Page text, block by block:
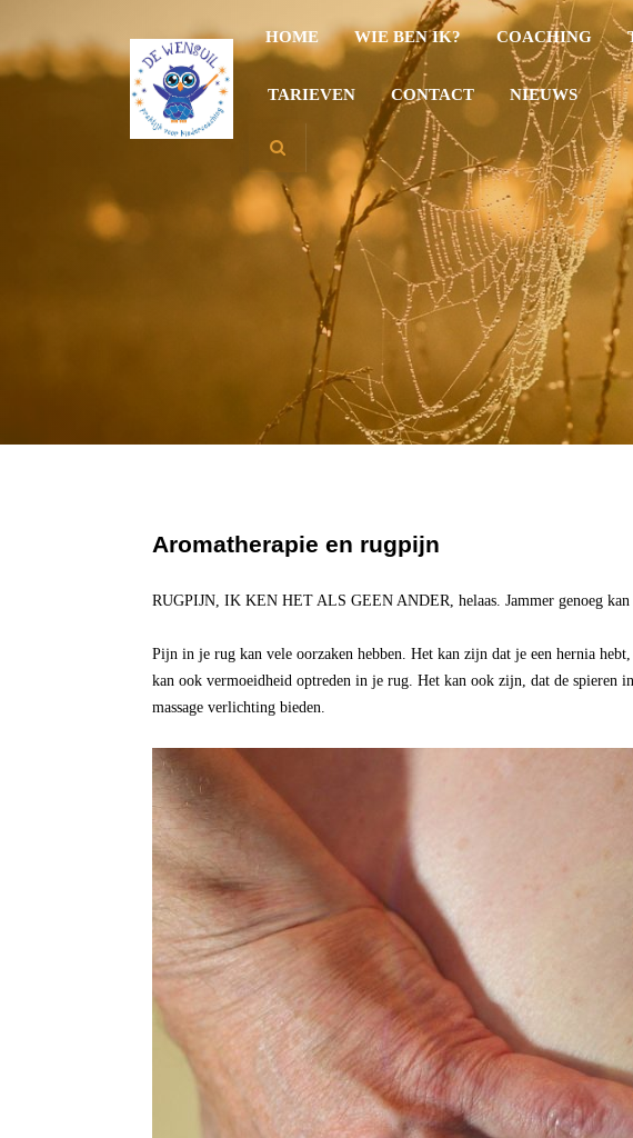
HOME WIE BEN IK? COACHING
TARIEVEN CONTACT NIEUWS
Aromatherapie en rugpijn
RUGPIJN, IK KEN HET ALS GEEN ANDER, helaas. Jammer genoeg
Pijn in je rug kan vele oorzaken hebben. Het kan zijn dat je een hernia
kan ook vermoeidheid optreden in je rug. Het kan ook zijn, dat de
massage verlichting bieden.